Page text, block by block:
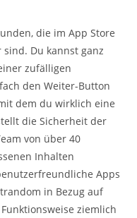
die im App Store
sind. Du kannst ganz
zufälligen
den Weiter-Button
dem du wirklich eine
die Sicherheit der
von über 40
Inhalten
Apps
in Bezug auf
ziemlich